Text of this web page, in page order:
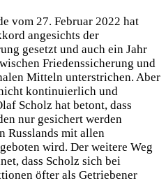
vom 27. Februar 2022 hat
angesichts der
gesetzt und auch ein Jahr
Friedenssicherung und
Mitteln unterstrichen. Aber
kontinuierlich und
Scholz hat betont, dass
nur gesichert werden
Russlands mit allen
wird. Der weitere Weg
dass Scholz sich bei
öfter als Getriebener